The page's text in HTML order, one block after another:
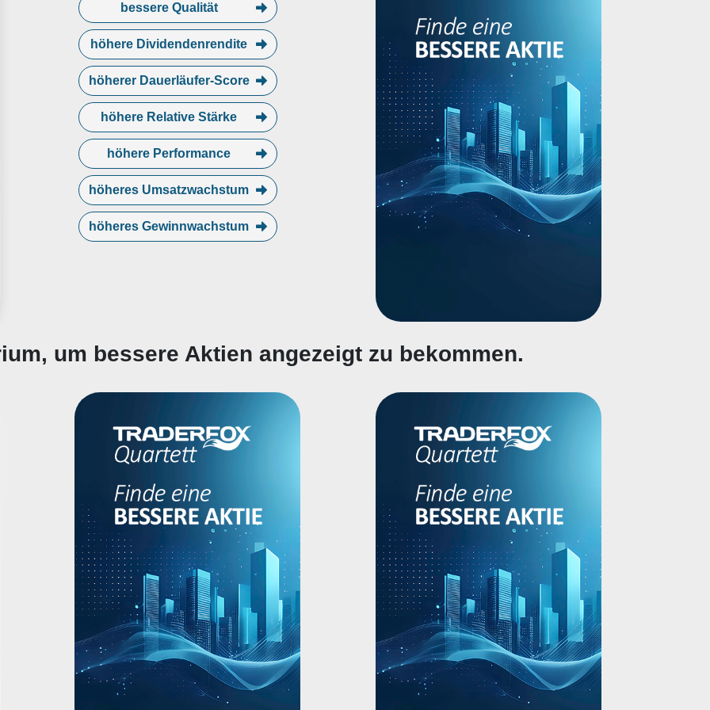
bessere Qualität
höhere Dividendenrendite
höherer Dauerläufer-Score
höhere Relative Stärke
höhere Performance
höheres Umsatzwachstum
höheres Gewinnwachstum
um bessere Aktien angezeigt zu bekommen.